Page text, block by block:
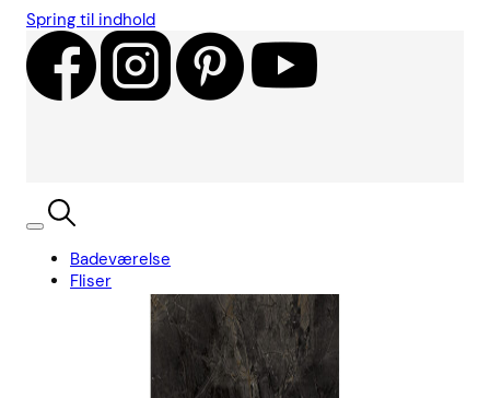
Spring til indhold
Badeværelse
Fliser
Showroom
Kundecases